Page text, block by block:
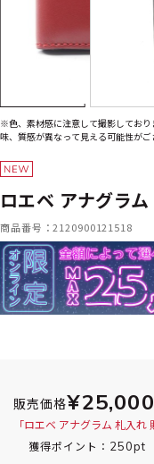
※色、素材感に注意して撮影してお
味、質感が異なって見える可能性がご
ロエベ アナグラ
商品番号：2120900121518
販売価格¥25,000
「ロエベ アナグラム 札入れ
獲得ポイント： 250pt